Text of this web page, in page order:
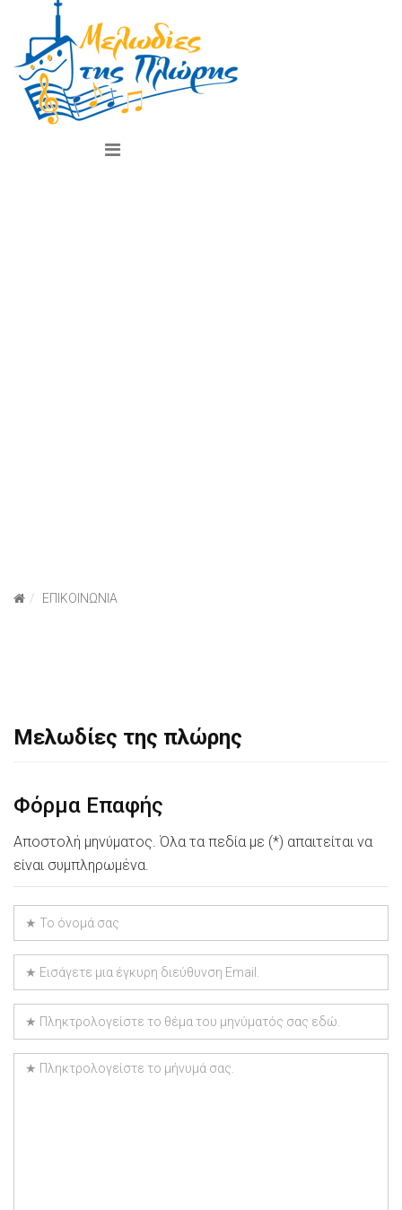
ΕΠΙΚΟΙΝΩΝΙΑ
Μελωδίες της πλώρης
Φόρμα Επαφής
Αποστολή μηνύματος. Όλα τα πεδία με (*) απαιτείται να
είναι συμπληρωμένα.